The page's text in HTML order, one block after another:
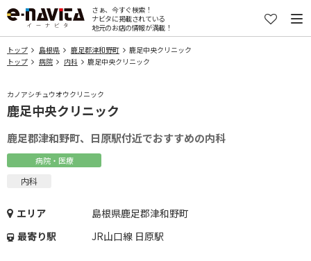
さぁ、今すぐ検索！
ナビタに掲載されている
地元のお店の情報が満載！
トップ 島根県 鹿足郡津和野町
鹿足中央クリニック
トップ
病院 内科 鹿足中央クリニック
カノアシチュウオウクリニック
鹿足中央クリニック
鹿足郡津和野町、日原駅付近でおすすめの内科
病院・医療
内科
エリア
島根県鹿足郡津和野町
最寄り駅
JR山口線 日原駅